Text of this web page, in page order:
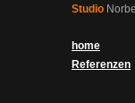
Studio
home
Referenzen